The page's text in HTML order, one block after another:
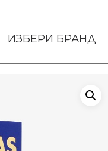
ИЗБЕРИ БРАНД